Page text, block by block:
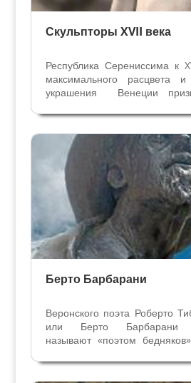
Скульпторы XVII века
Республика Серениссима к
максимального расцвета
украшения Венеции
живописцев. Верона в её
упадок не только экономики,
культуры,...
Верона
Веронцы
Берто Барбарани
Веронского поэта Роберто
или Берто Барбарани
называют «поэтом
Другое его прозвище – «поэт